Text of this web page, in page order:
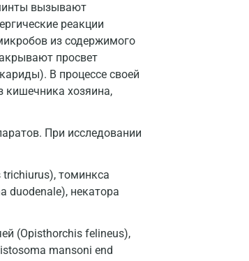
вызывают
реакции
из содержимого
просвет
В процессе своей
кишечника хозяина,
При исследовании
trichiurus), томинкса
duodenale), некатора
(Opisthorchis felineus),
mansoni end
Ола